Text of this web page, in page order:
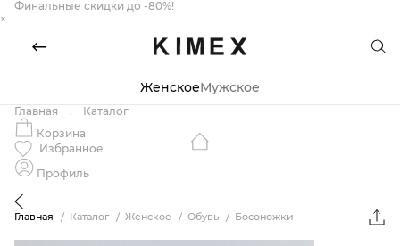
Финальные скидки до -80%!
×
ЖенскоеМужское
Главная
Каталог
Корзина
Избранное
Профиль
Главная Каталог Женское Обувь Босоножки